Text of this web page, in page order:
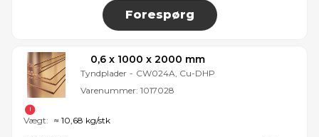
Forespørg
0,6 x 1000 x 2000 mm
Tyndplader - CW024A, Cu-DHP
Varenummer: 1017028
Vægt: ≈ 10,68 kg/stk